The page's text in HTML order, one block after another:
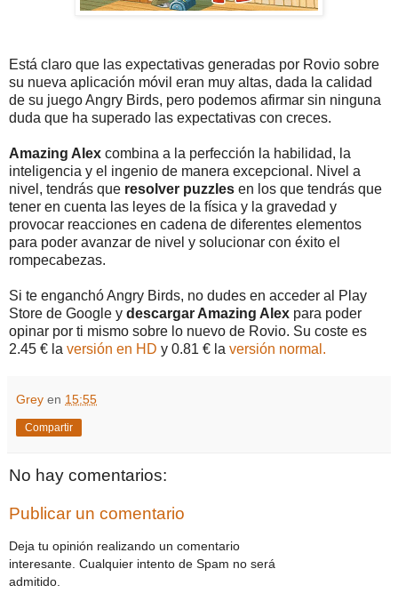
Está claro que las expectativas generadas por Rovio sobre
su nueva aplicación móvil eran muy altas, dada la calidad
de su juego Angry Birds, pero podemos afirmar sin ninguna
duda que ha superado las expectativas con creces.
Amazing Alex combina a la perfección la habilidad, la
inteligencia y el ingenio de manera excepcional. Nivel a
nivel, tendrás que resolver puzzles en los que tendrás que
tener en cuenta las leyes de la física y la gravedad y
provocar reacciones en cadena de diferentes elementos
para poder avanzar de nivel y solucionar con éxito el
rompecabezas.
Si te enganchó Angry Birds, no dudes en acceder al Play
Store de Google y descargar Amazing Alex para poder
opinar por ti mismo sobre lo nuevo de Rovio. Su coste es
2.45 € la versión en HD y 0.81 € la versión normal.
Grey en 15:55
Compartir
No hay comentarios:
Publicar un comentario
Deja tu opinión realizando un comentario
interesante. Cualquier intento de Spam no será
admitido.